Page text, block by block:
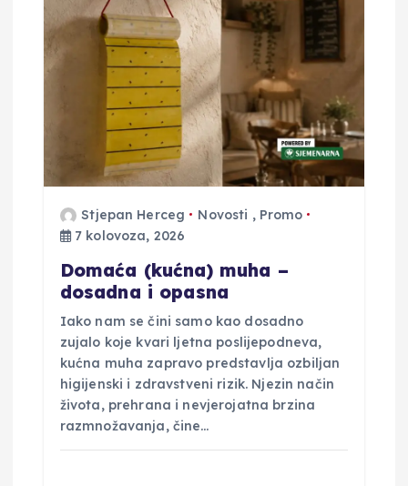
o
Stjepan Herceg Novosti , Promo
7 kolovoza, 2026
Domaća (kućna) muha –
dosadna i opasna
Iako nam se čini samo kao dosadno
zujalo koje kvari ljetna poslijepodneva,
kućna muha zapravo predstavlja ozbiljan
higijenski i zdravstveni rizik. Njezin način
života, prehrana i nevjerojatna brzina
razmnožavanja, čine…